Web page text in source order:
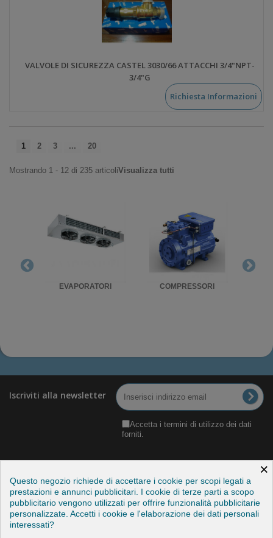
VALVOLE DI SICUREZZA CASTEL 3030/66 ATTACCHI 3/4"NPT-
3/4"G
Richiesta Informazioni
1 2 3 ... 20
Mostrando 1 - 12 di 235 articoliVisualizza tutti
EVAPORATORI COMPRESSORI
Iscriviti alla newsletter
Accetta i termini di utilizzo dei dati
forniti.
Categorie
×
Questo negozio richiede di accettare i cookie per scopi legati a
prestazioni e annunci pubblicitari. I cookie di terze parti a scopo
pubblicitario vengono utilizzati per offrire funzionalità pubblicitarie
personalizzate. Accetti i cookie e l'elaborazione dei dati personali
interessati?